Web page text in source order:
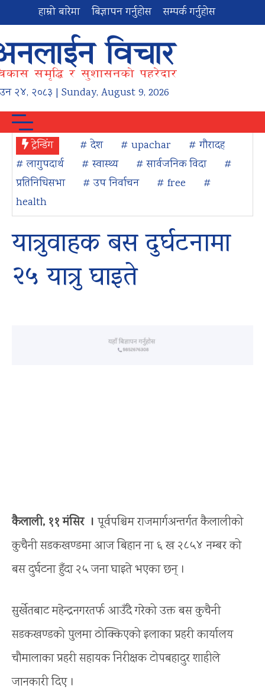
हाम्रो बारेमा बिज्ञापन गर्नुहोस सम्पर्क गर्नुहोस
२४, २०८३ | Sunday, August 9, 2026
ट्रेन्डिंग # देश # upachar
# गौरादह
# लागुपदार्थ
# स्वास्थ्य # सार्वजनिक विदा
#
प्रतिनिधिसभा
# उप निर्वाचन # free
#
health
यात्रुवाहक बस दुर्घटनामा
२५ यात्रु घाइते
कैलाली, ११ मंसिर । पूर्वपश्चिम राजमार्गअन्तर्गत कैलालीको
कुचैनी सडकखण्डमा आज बिहान ना ६ ख २८५४ नम्बर को
बस दुर्घटना हुँदा २५ जना घाइते भएका छन् ।
सुर्खेतबाट महेन्द्रनगरतर्फ आउँदै गरेको उक्त बस कुचैनी
सडकखण्डको पुलमा ठोक्किएको इलाका प्रहरी कार्यालय
चौमालाका प्रहरी सहायक निरीक्षक टोपबहादुर शाहीले
जानकारी दिए ।